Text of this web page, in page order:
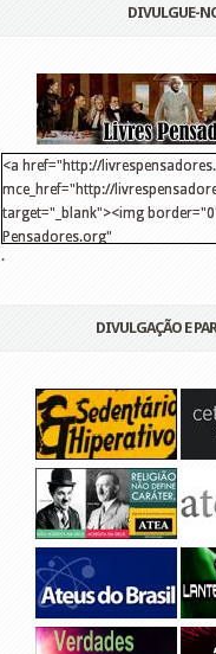
DIVULGUE-
<a href="http://
mce_href="http://
target="_blank"><img
Pensadores.org"
src="http://lh6.ggpht.com/
.
DIVULGAÇÃO E